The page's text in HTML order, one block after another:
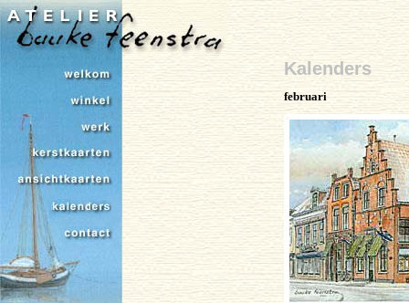
Kalenders
februari